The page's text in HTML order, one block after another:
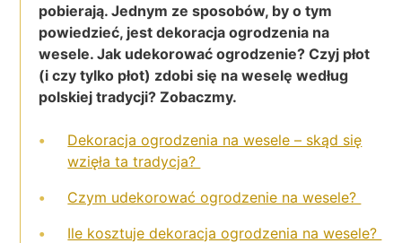
pobierają. Jednym ze sposobów, by o tym
powiedzieć, jest dekoracja ogrodzenia na
wesele. Jak udekorować ogrodzenie? Czyj płot
(i czy tylko płot) zdobi się na weselę według
polskiej tradycji? Zobaczmy.
Dekoracja ogrodzenia na wesele – skąd się
wzięła ta tradycja?
Czym udekorować ogrodzenie na wesele?
Ile kosztuje dekoracja ogrodzenia na wesele?